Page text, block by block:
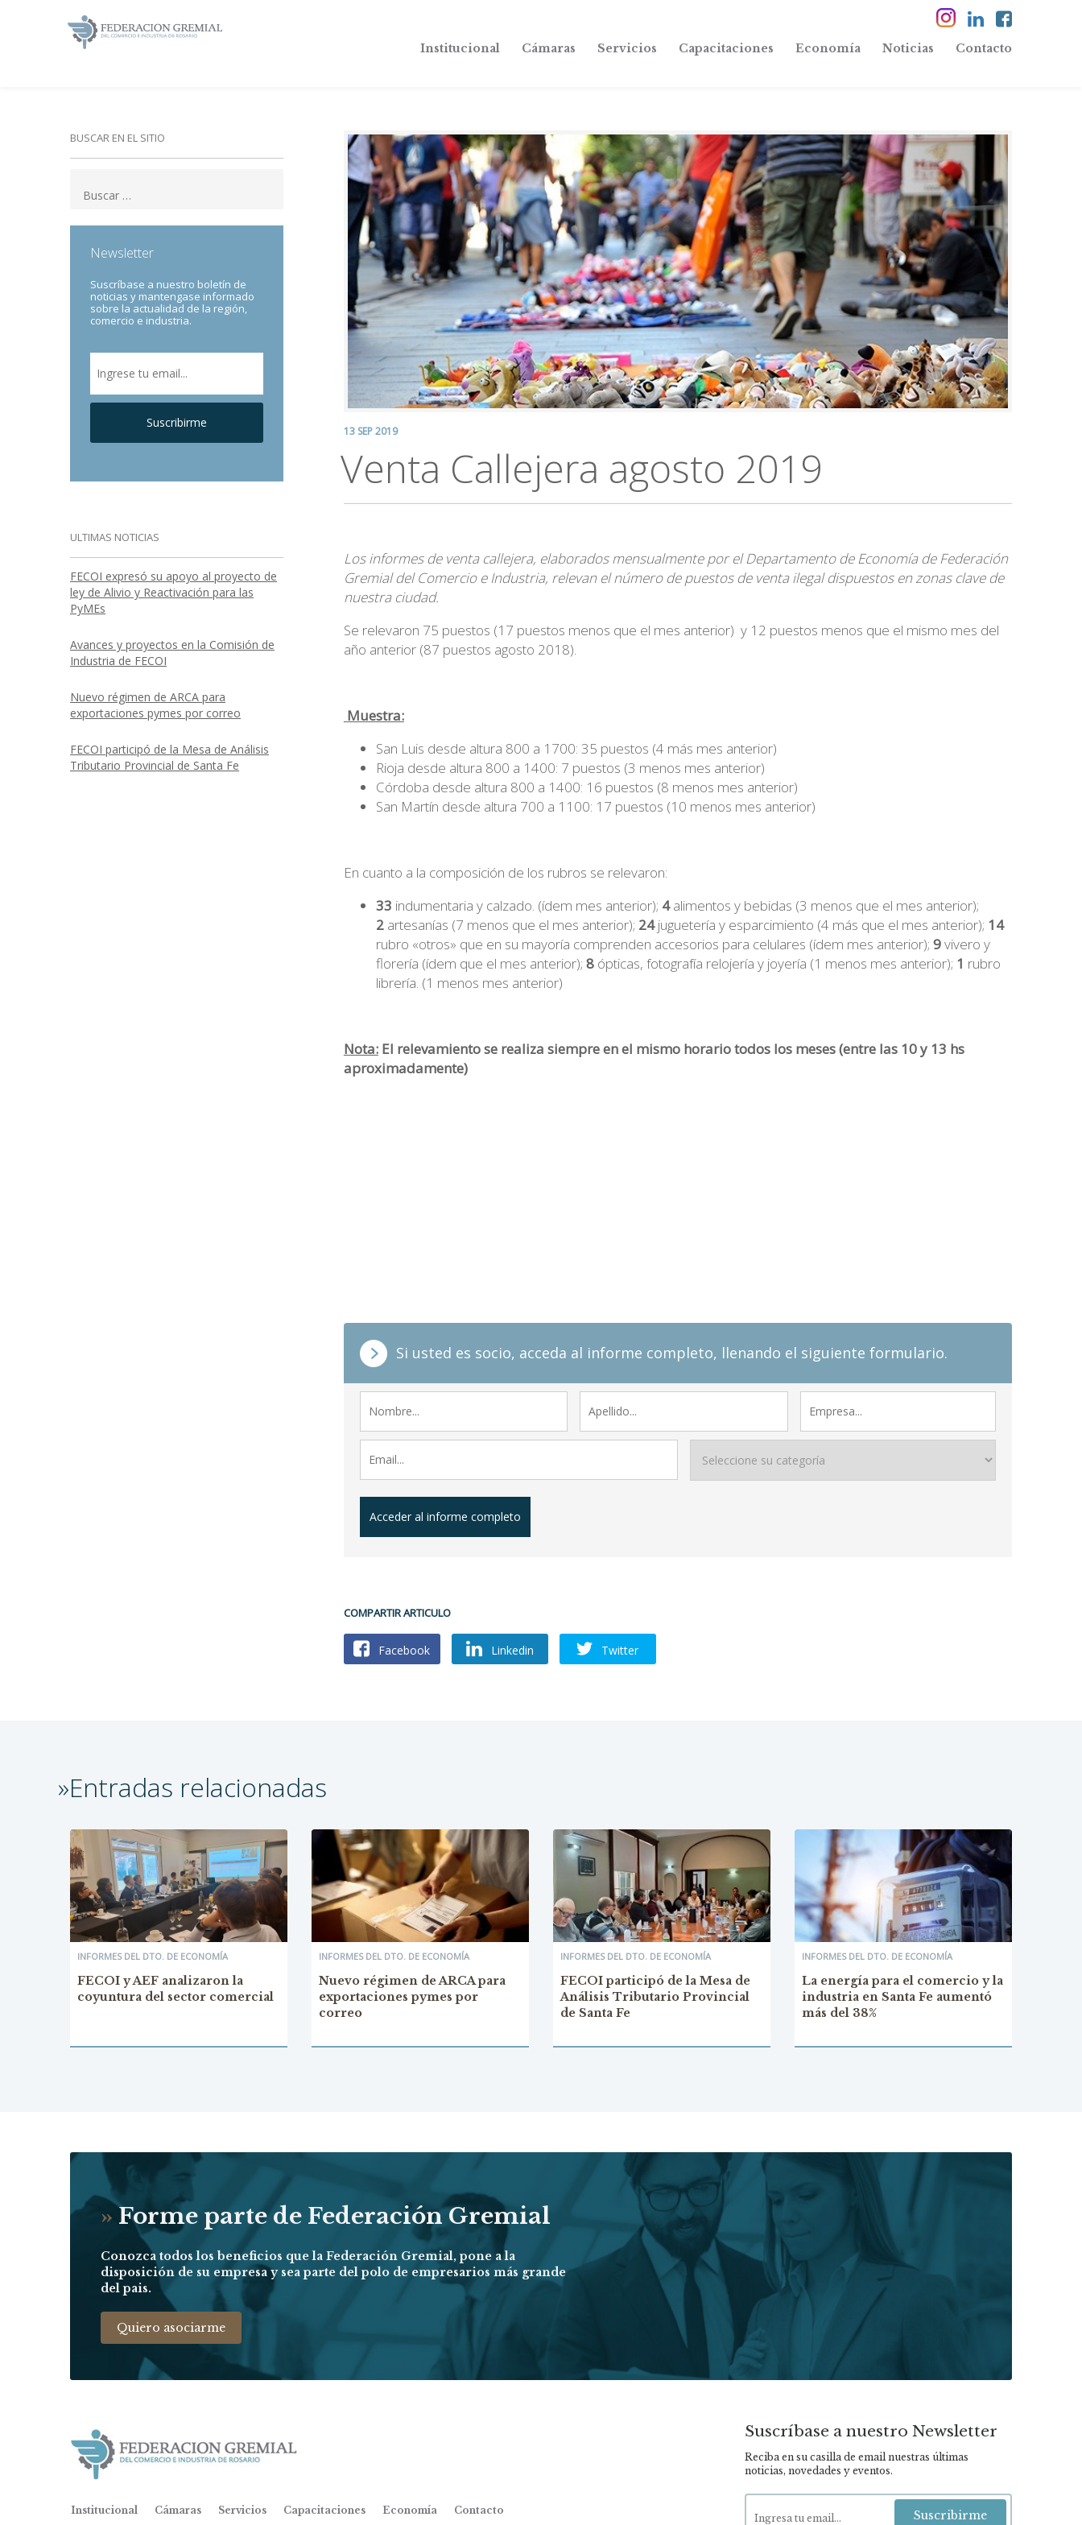
Institucional Cámaras Servicios Capacitaciones Economía Noticias Contacto
BUSCAR EN EL SITIO
Newsletter
Suscríbase a nuestro boletín de
noticias y mantengase informado
sobre la actualidad de la región,
comercio e industria.
Suscribirme
ULTIMAS NOTICIAS
FECOI expresó su apoyo al proyecto de
ley de Alivio y Reactivación para las
PyMEs
Avances y proyectos en la Comisión de
Industria de FECOI
Nuevo régimen de ARCA para
exportaciones pymes por correo
FECOI participó de la Mesa de Análisis
Tributario Provincial de Santa Fe
13 SEP 2019
Venta Callejera agosto 2019
Los informes de venta callejera, elaborados mensualmente por el Departamento de Economía de Federación
Gremial del Comercio e Industria, relevan el número de puestos de venta ilegal dispuestos en zonas clave de
nuestra ciudad.
Se relevaron 75 puestos (17 puestos menos que el mes anterior) y 12 puestos menos que el mismo mes del
año anterior (87 puestos agosto 2018).
Muestra:
San Luis desde altura 800 a 1700: 35 puestos (4 más mes anterior)
Rioja desde altura 800 a 1400: 7 puestos (3 menos mes anterior)
Córdoba desde altura 800 a 1400: 16 puestos (8 menos mes anterior)
San Martín desde altura 700 a 1100: 17 puestos (10 menos mes anterior)
En cuanto a la composición de los rubros se relevaron:
33 indumentaria y calzado. (ídem mes anterior); 4alimentos y bebidas (3 menos que el mes anterior);
2 artesanías (7 menos que el mes anterior); 24juguetería y esparcimiento (4 más que el mes anterior); 14
rubro «otros» que en su mayoría comprenden accesorios para celulares (ídem mes anterior); 9vivero y
florería (ídem que el mes anterior); 8 ópticas, fotografía relojería y joyería (1 menos mes anterior); 1 rubro
librería. (1 menos mes anterior)
Nota: El relevamiento se realiza siempre en el mismo horario todos los meses (entre las 10 y 13 hs
aproximadamente)
Si usted es socio, acceda al informe completo, llenando el siguiente formulario.
Acceder al informe completo
COMPARTIR ARTICULO
Facebook Linkedin Twitter
»Entradas relacionadas
INFORMES DEL DTO. DE ECONOMÍA
FECOI y AEF analizaron la
coyuntura del sector comercial
INFORMES DEL DTO. DE ECONOMÍA
Nuevo régimen de ARCA para
exportaciones pymes por
correo
INFORMES DEL DTO. DE ECONOMÍA
FECOI participó de la Mesa de
Análisis Tributario Provincial
de Santa Fe
INFORMES DEL DTO. DE ECONOMÍA
La energía para el comercio y la
industria en Santa Fe aumentó
más del 38%
» Forme parte de Federación Gremial
Conozca todos los beneficios que la Federación Gremial, pone a la
disposición de su empresa y sea parte del polo de empresarios más grande
del pais.
Quiero asociarme
Institucional Cámaras Servicios Capacitaciones Economía Contacto
Suscríbase a nuestro Newsletter
Reciba en su casilla de email nuestras últimas
noticias, novedades y eventos.
Suscribirme